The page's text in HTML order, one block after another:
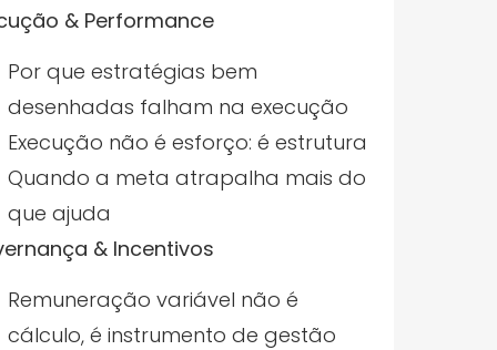
& Performance
Por que estratégias bem
desenhadas falham na execução
Execução não é esforço: é estrutura
Quando a meta atrapalha mais do
que ajuda
& Incentivos
Remuneração variável não é
cálculo, é instrumento de gestão